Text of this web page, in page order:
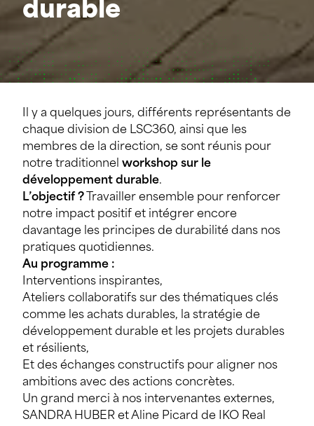
durable
Il y a quelques jours, différents représentants de
chaque division de LSC360, ainsi que les
membres de la direction, se sont réunis pour
notre traditionnel workshop sur le
développement durable.
L’objectif ? Travailler ensemble pour renforcer
notre impact positif et intégrer encore
davantage les principes de durabilité dans nos
pratiques quotidiennes.
Au programme :
Interventions inspirantes,
Ateliers collaboratifs sur des thématiques clés
comme les achats durables, la stratégie de
développement durable et les projets durables
et résilients,
Et des échanges constructifs pour aligner nos
ambitions avec des actions concrètes.
Un grand merci à nos intervenantes externes,
SANDRA HUBER et Aline Picard de IKO Real